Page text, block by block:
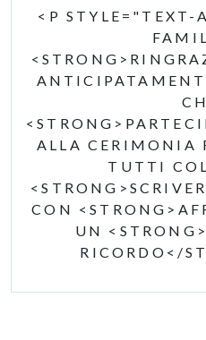
<P STYLE="TEXT-
ALLA CERIMONIA
TUTTI
CON
UN
RICORDO</